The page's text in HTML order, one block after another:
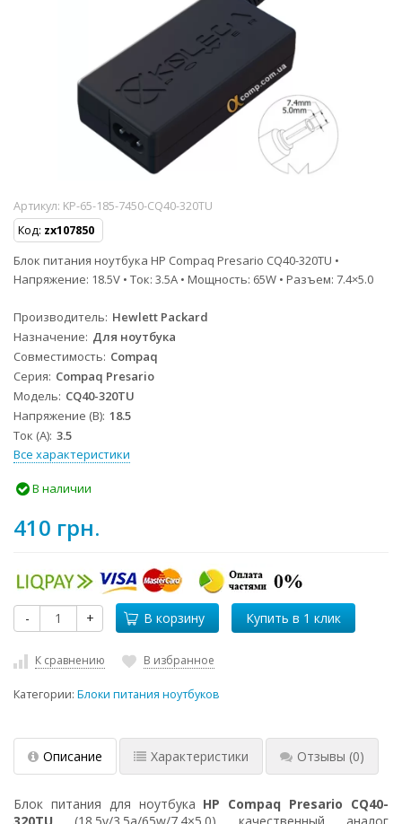
Артикул: KP-65-185-7450-CQ40-320TU
Код: zx107850
Блок питания ноутбука HP Compaq Presario CQ40-320TU •
Напряжение: 18.5V • Ток: 3.5A • Мощность: 65W • Разъем: 7.4×5.0
Производитель Hewlett Packard
Назначение Для ноутбука
Совместимость Compaq
Серия Compaq Presario
Модель CQ40-320TU
Напряжение (В) 18.5
Ток (А) 3.5
Все характеристики
В наличии
410 грн.
- + В корзину
К сравнению В избранное
Категории: Блоки питания ноутбуков
Описание Характеристики Отзывы (0)
Блок питания для ноутбука HP Compaq Presario CQ40-